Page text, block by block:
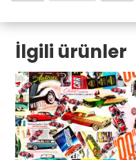
İlgili ürünler